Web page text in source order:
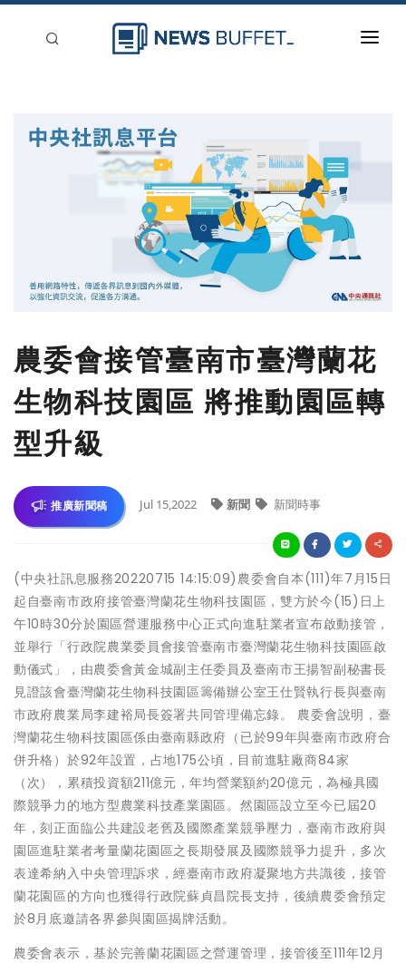
農委會接管臺南市臺灣蘭花
生物科技園區 將推動園區轉
型升級
推廣新聞稿 Jul 15,2022 新聞 新聞時事
(中央社訊息服務20220715 14:15:09)農委會自本(111)年7月15日
起自臺南市政府接管臺灣蘭花生物科技園區，雙方於今(15)日上
午10時30分於園區營運服務中心正式向進駐業者宣布啟動接管，
並舉行「行政院農業委員會接管臺南市臺灣蘭花生物科技園區啟
動儀式」，由農委會黃金城副主任委員及臺南市王揚智副秘書長
見證該會臺灣蘭花生物科技園區籌備辦公室王仕賢執行長與臺南
市政府農業局李建裕局長簽署共同管理備忘錄。 農委會說明，臺
灣蘭花生物科技園區係由臺南縣政府（已於99年與臺南市政府合
併升格）於92年設置，占地175公頃，目前進駐廠商84家
（次），累積投資額211億元，年均營業額約20億元，為極具國
際競爭力的地方型農業科技產業園區。然園區設立至今已屆20
年，刻正面臨公共建設老舊及國際產業競爭壓力，臺南市政府與
園區進駐業者考量蘭花園區之長期發展及國際競爭力提升，多次
表達希納入中央管理訴求，經臺南市政府凝聚地方共識後，接管
蘭花園區的方向也獲得行政院蘇貞昌院長支持，後續農委會預定
於8月底邀請各界參與園區揭牌活動。
農委會表示，基於完善蘭花園區之營運管理，接管後至111年12月